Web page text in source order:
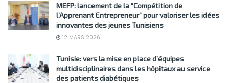
MEFP: lancement de la “Compétition de
l’Apprenant Entrepreneur” pour valoriser les idées
innovantes des jeunes Tunisiens
12 MARS 2026
Tunisie: vers la mise en place d’équipes
multidisciplinaires dans les hôpitaux au service
des patients diabétiques